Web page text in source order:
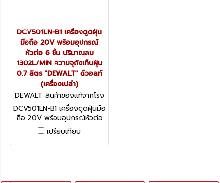
DCV501LN-B1 เครื่องดูดฝุ่น
มือถือ 20V พร้อมอุปกรณ์
หัวต่อ 6 ชิ้น ปริมาณลม
1302L/MIN ความจุถังเก็บฝุ่น
0.7 ลิตร "DEWALT" ดีวอลท์
(เครื่องเปล่า)
DEWALT สินค้าของแท้จากโรง
งานผู้ผลิต DCV501LN-B1
DCV501LN-B1 เครื่องดูดฝุ่นมือ
ถือ 20V พร้อมอุปกรณ์หัวต่อ
6 ชิ้น ปริมาณลม 1302L/MIN
ความจุถังเก็บฝุ่น 0.7 ลิตร
"DEWALT" ดีวอลท์ (เครื่อง
เปรียบเทียบ